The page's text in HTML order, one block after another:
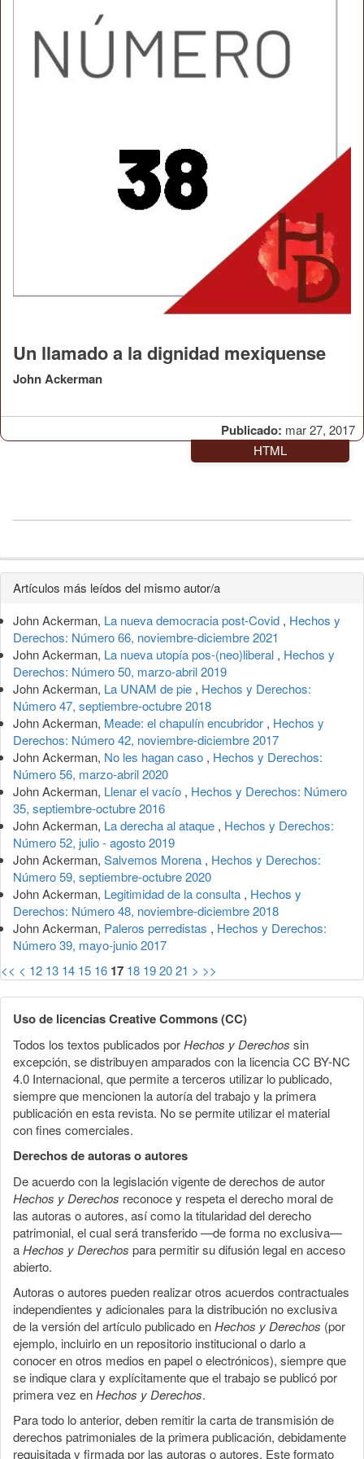
Publicado: mar 27, 2017
Un llamado a la dignidad mexiquense
John Ackerman
HTML
Detalles
del
artículo
Artículos más leídos del mismo autor/a
John Ackerman, La nueva democracia post-Covid , Hechos y
Derechos: Número 66, noviembre-diciembre 2021
John Ackerman, La nueva utopía pos-(neo)liberal , Hechos y
Derechos: Número 50, marzo-abril 2019
John Ackerman, La UNAM de pie , Hechos y Derechos:
Número 47, septiembre-octubre 2018
John Ackerman, Meade: el chapulín encubridor , Hechos y
Derechos: Número 42, noviembre-diciembre 2017
John Ackerman, No les hagan caso , Hechos y Derechos:
Número 56, marzo-abril 2020
John Ackerman, Llenar el vacío , Hechos y Derechos: Número
35, septiembre-octubre 2016
John Ackerman, La derecha al ataque , Hechos y Derechos:
Número 52, julio - agosto 2019
John Ackerman, Salvemos Morena , Hechos y Derechos:
Número 59, septiembre-octubre 2020
John Ackerman, Legitimidad de la consulta , Hechos y
Derechos: Número 48, noviembre-diciembre 2018
John Ackerman, Paleros perredistas , Hechos y Derechos:
Número 39, mayo-junio 2017
<< < 12 13 14 15 16 17 18 192021 > >>
Uso de licencias Creative Commons (CC)
Todos los textos publicados porHechos y Derechos sin
excepción, se distribuyen amparados con la licencia CC BY-NC
4.0 Internacional, que permite a terceros utilizar lo publicado,
siempre que mencionen la autoría del trabajo y la primera
publicación en esta revista. No se permite utilizar el material
con fines comerciales.
Derechos de autoras o autores
De acuerdo con la legislación vigente de derechos de autor
Hechos y Derechos reconoce y respeta el derecho moral de
las autoras o autores, así como la titularidad del derecho
patrimonial, el cual será transferido —de forma no exclusiva—
aHechos y Derechos para permitir su difusión legal en acceso
abierto.
Autoras o autores pueden realizar otros acuerdos contractuales
independientes y adicionales para la distribución no exclusiva
de la versión del artículo publicado enHechos y Derechos (por
ejemplo, incluirlo en un repositorio institucional o darlo a
conocer en otros medios en papel o electrónicos), siempre que
se indique clara y explícitamente que el trabajo se publicó por
primera vez enHechos y Derechos.
Para todo lo anterior, deben remitir la carta de transmisión de
derechos patrimoniales de la primera publicación, debidamente
requisitada y firmada por las autoras o autores. Este formato